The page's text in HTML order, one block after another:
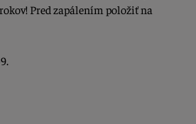
Pred zapálením položiť na